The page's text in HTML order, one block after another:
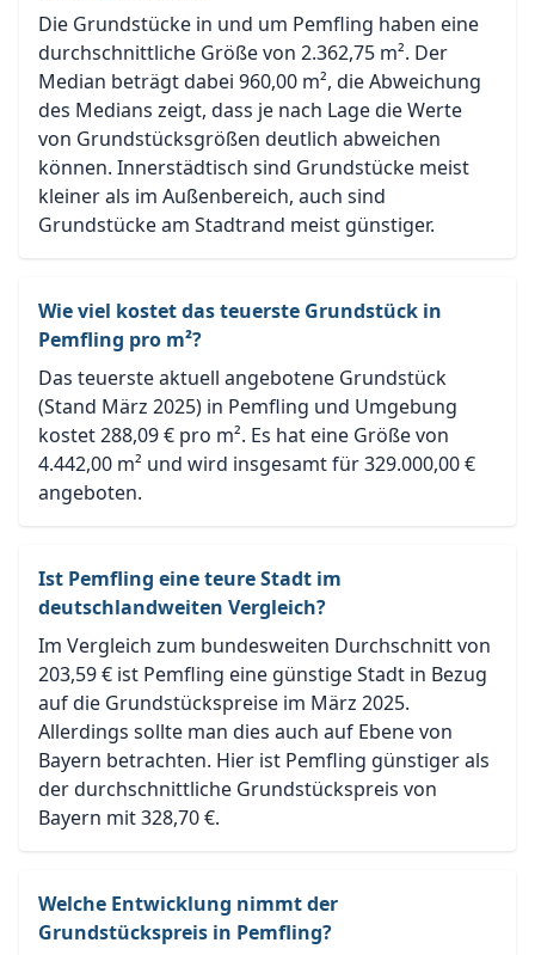
Die Grundstücke in und um Pemfling haben eine
durchschnittliche Größe von 2.362,75 m². Der
Median beträgt dabei 960,00 m², die Abweichung
des Medians zeigt, dass je nach Lage die Werte
von Grundstücksgrößen deutlich abweichen
können. Innerstädtisch sind Grundstücke meist
kleiner als im Außenbereich, auch sind
Grundstücke am Stadtrand meist günstiger.
Wie viel kostet das teuerste Grundstück in
Pemfling pro m²?
Das teuerste aktuell angebotene Grundstück
(Stand März 2025) in Pemfling und Umgebung
kostet 288,09 € pro m². Es hat eine Größe von
4.442,00 m² und wird insgesamt für 329.000,00 €
angeboten.
Ist Pemfling eine teure Stadt im
deutschlandweiten Vergleich?
Im Vergleich zum bundesweiten Durchschnitt von
203,59 € ist Pemfling eine günstige Stadt in Bezug
auf die Grundstückspreise im März 2025.
Allerdings sollte man dies auch auf Ebene von
Bayern betrachten. Hier ist Pemfling günstiger als
der durchschnittliche Grundstückspreis von
Bayern mit 328,70 €.
Welche Entwicklung nimmt der
Grundstückspreis in Pemfling?